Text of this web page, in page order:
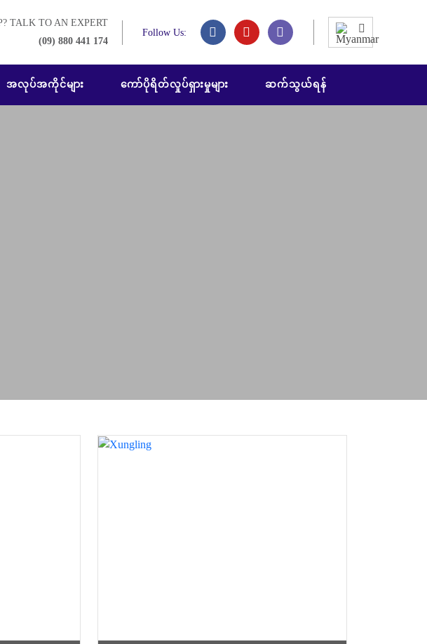
TALK TO AN EXPERT
(09) 880 441 174
Follow Us:
အလုပ်အကိုင်များ ကော်ပိုရိတ်လှုပ်ရှားမှုများ ဆက်သွယ်ရန်